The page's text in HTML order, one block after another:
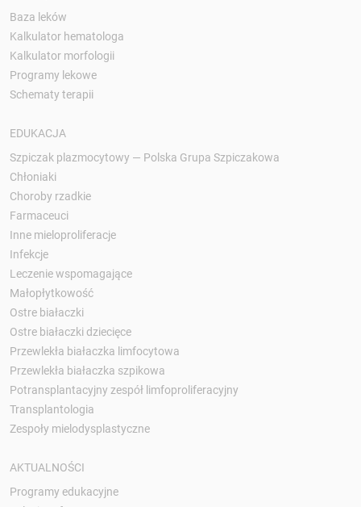
Baza leków
Kalkulator hematologa
Kalkulator morfologii
Programy lekowe
Schematy terapii
EDUKACJA
Szpiczak plazmocytowy — Polska Grupa Szpiczakowa
Chłoniaki
Choroby rzadkie
Farmaceuci
Inne mieloproliferacje
Infekcje
Leczenie wspomagające
Małopłytkowość
Ostre białaczki
Ostre białaczki dziecięce
Przewlekła białaczka limfocytowa
Przewlekła białaczka szpikowa
Potransplantacyjny zespół limfoproliferacyjny
Transplantologia
Zespoły mielodysplastyczne
AKTUALNOŚCI
Programy edukacyjne